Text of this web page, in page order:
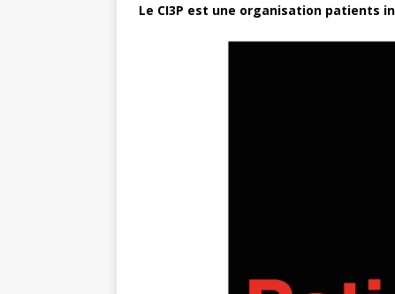
Le CI3P est une organisation patients